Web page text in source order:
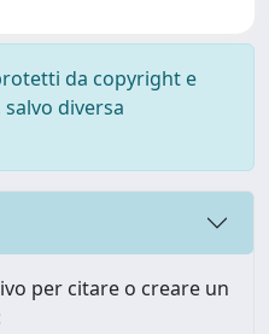
da copyright e
diversa
per citare o creare un